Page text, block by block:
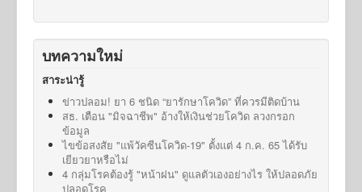
บทความใหม่
สาระน่ารู้
ข่าวปลอม! ยา 6 ชนิด “ยารักษาโควิด” ที่ควรมีติดบ้าน
สธ. เตือน "มิจฉาชีพ" อ้างให้เงินช่วยโควิด ลวงกรอก
ข้อมูล
ไขข้อสงสัย "แพ้วัคซีนโควิด-19" ตั้งแต่ 4 ก.ค. 65 ได้รับ
เยียวยาหรือไม่
4 กลุ่มโรคต้องรู้ "หน้าฝน" ดูแลตัวเองอย่างไร ให้ปลอดภัย
ปลอดโรค